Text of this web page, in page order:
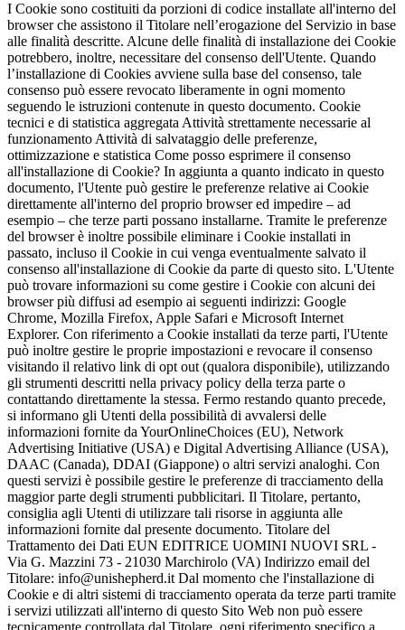
I Cookie sono costituiti da porzioni di codice installate all'interno del
browser che assistono il Titolare nell’erogazione del Servizio in base
alle finalità descritte. Alcune delle finalità di installazione dei Cookie
potrebbero, inoltre, necessitare del consenso dell'Utente. Quando
l’installazione di Cookies avviene sulla base del consenso, tale
consenso può essere revocato liberamente in ogni momento
seguendo le istruzioni contenute in questo documento. Cookie
tecnici e di statistica aggregata Attività strettamente necessarie al
funzionamento Attività di salvataggio delle preferenze,
ottimizzazione e statistica Come posso esprimere il consenso
all'installazione di Cookie? In aggiunta a quanto indicato in questo
documento, l'Utente può gestire le preferenze relative ai Cookie
direttamente all'interno del proprio browser ed impedire – ad
esempio – che terze parti possano installarne. Tramite le preferenze
del browser è inoltre possibile eliminare i Cookie installati in
passato, incluso il Cookie in cui venga eventualmente salvato il
consenso all'installazione di Cookie da parte di questo sito. L'Utente
può trovare informazioni su come gestire i Cookie con alcuni dei
browser più diffusi ad esempio ai seguenti indirizzi: Google
Chrome, Mozilla Firefox, Apple Safari e Microsoft Internet
Explorer. Con riferimento a Cookie installati da terze parti, l'Utente
può inoltre gestire le proprie impostazioni e revocare il consenso
visitando il relativo link di opt out (qualora disponibile), utilizzando
gli strumenti descritti nella privacy policy della terza parte o
contattando direttamente la stessa. Fermo restando quanto precede,
si informano gli Utenti della possibilità di avvalersi delle
informazioni fornite da YourOnlineChoices (EU), Network
Advertising Initiative (USA) e Digital Advertising Alliance (USA),
DAAC (Canada), DDAI (Giappone) o altri servizi analoghi. Con
questi servizi è possibile gestire le preferenze di tracciamento della
maggior parte degli strumenti pubblicitari. Il Titolare, pertanto,
consiglia agli Utenti di utilizzare tali risorse in aggiunta alle
informazioni fornite dal presente documento. Titolare del
Trattamento dei Dati EUN EDITRICE UOMINI NUOVI SRL -
Via G. Mazzini 73 - 21030 Marchirolo (VA) Indirizzo email del
Titolare: info@unishepherd.it Dal momento che l'installazione di
Cookie e di altri sistemi di tracciamento operata da terze parti tramite
i servizi utilizzati all'interno di questo Sito Web non può essere